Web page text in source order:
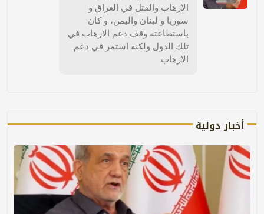
الارهاب والقتل في العراق و
سوريا و لبنان واليمن، و كان
باستطاعته وقف دعم الارهاب في
تلك الدول ولكنه استمر في دعم
الارهاب
أخبار دولية